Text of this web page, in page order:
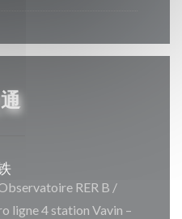
RER B /
ligne 4 station Vavin –